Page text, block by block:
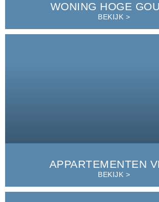
WONING HOGE
BEKIJK >
APPARTEMENTEN
BEKIJK >